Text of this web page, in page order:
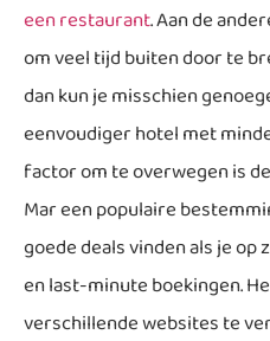
een restaurant. Aan de
om veel tijd buiten door te
dan kun je misschien
eenvoudiger hotel met
factor om te overwegen is
Mar een populaire
goede deals vinden als je op
en last-minute boekingen.
verschillende websites te